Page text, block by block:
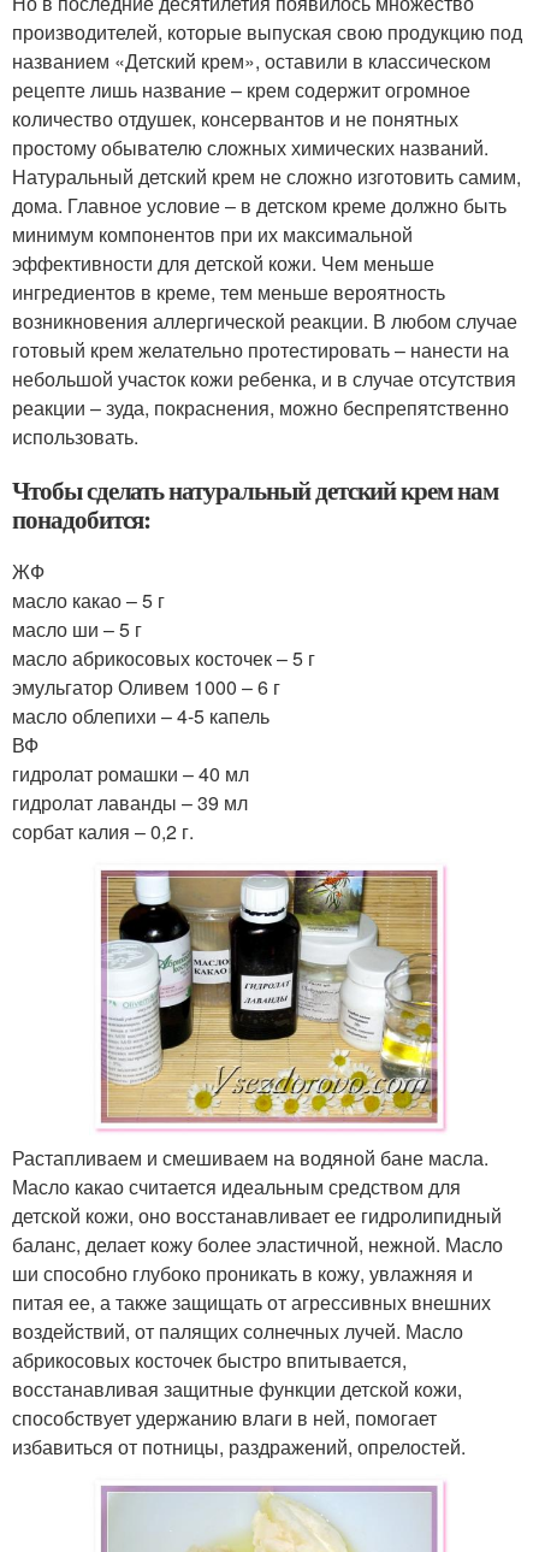
производителей, которые выпуская свою продукцию под
названием «Детский крем», оставили в классическом
рецепте лишь название – крем содержит огромное
количество отдушек, консервантов и не понятных
простому обывателю сложных химических названий.
Натуральный детский крем не сложно изготовить самим,
дома. Главное условие – в детском креме должно быть
минимум компонентов при их максимальной
эффективности для детской кожи. Чем меньше
ингредиентов в креме, тем меньше вероятность
возникновения аллергической реакции. В любом случае
готовый крем желательно протестировать – нанести на
небольшой участок кожи ребенка, и в случае отсутствия
реакции – зуда, покраснения, можно беспрепятственно
использовать.
Чтобы сделать натуральный детский крем нам
понадобится:
ЖФ
масло какао – 5 г
масло ши – 5 г
масло абрикосовых косточек – 5 г
эмульгатор Оливем 1000 – 6 г
масло облепихи – 4-5 капель
ВФ
гидролат ромашки – 40 мл
гидролат лаванды – 39 мл
сорбат калия – 0,2 г.
Растапливаем и смешиваем на водяной бане масла.
Масло какао считается идеальным средством для
детской кожи, оно восстанавливает ее гидролипидный
баланс, делает кожу более эластичной, нежной. Масло
ши способно глубоко проникать в кожу, увлажняя и
питая ее, а также защищать от агрессивных внешних
воздействий, от палящих солнечных лучей. Масло
абрикосовых косточек быстро впитывается,
восстанавливая защитные функции детской кожи,
способствует удержанию влаги в ней, помогает
избавиться от потницы, раздражений, опрелостей.